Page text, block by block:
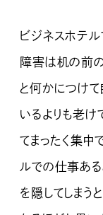
ビジネスホテ
障害は机の前
と何かにつけて
いるよりも老け
てまったく集中
ルでの仕事ある
を隠してしまう